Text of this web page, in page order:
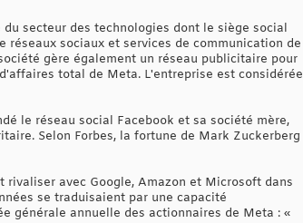
secteur des technologies dont le siège social
sociaux et services de communication de
gère également un réseau publicitaire pour
total de Meta. L'entreprise est considérée
le réseau social Facebook et sa société mère,
Selon Forbes, la fortune de Mark Zuckerberg
avec Google, Amazon et Microsoft dans
se traduisaient par une capacité
générale annuelle des actionnaires de Meta : «